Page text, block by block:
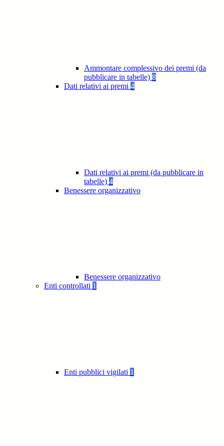
Ammontare complessivo dei premi (da
pubblicare in tabelle) 8
Dati relativi ai premi 4
Dati relativi ai premi (da pubblicare in
tabelle) 4
Benessere organizzativo
Benessere organizzativo
Enti controllati 1
Enti pubblici vigilati 1